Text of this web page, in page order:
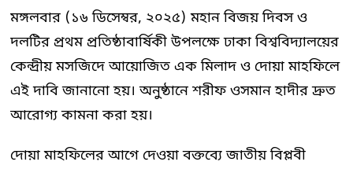
মঙ্গলবার (১৬ ডিসেম্বর, ২০২৫) মহান বিজয় দিবস ও
দলটির প্রথম প্রতিষ্ঠাবার্ষিকী উপলক্ষে ঢাকা বিশ্ববিদ্যালয়ের
কেন্দ্রীয় মসজিদে আয়োজিত এক মিলাদ ও দোয়া মাহফিলে
এই দাবি জানানো হয়। অনুষ্ঠানে শরীফ ওসমান হাদীর দ্রুত
আরোগ্য কামনা করা হয়।
দোয়া মাহফিলের আগে দেওয়া বক্তব্যে জাতীয় বিপ্লবী